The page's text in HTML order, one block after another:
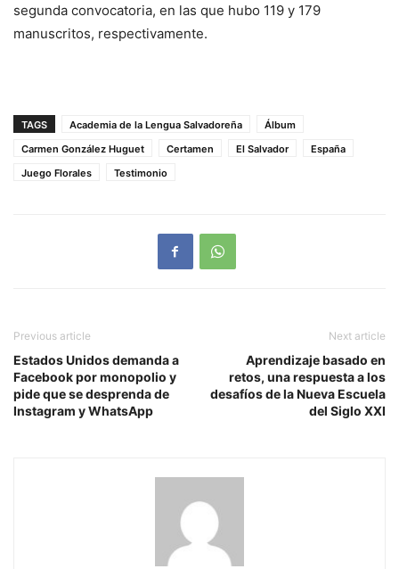
segunda convocatoria, en las que hubo 119 y 179
manuscritos, respectivamente.
TAGS Academia de la Lengua Salvadoreña
Álbum
Carmen González Huguet
Certamen El Salvador
España
Juego Florales
Testimonio
Previous article
Estados Unidos demanda a
Facebook por monopolio y
pide que se desprenda de
Instagram y WhatsApp
Next article
Aprendizaje basado en
retos, una respuesta a los
desafíos de la Nueva Escuela
del Siglo XXI